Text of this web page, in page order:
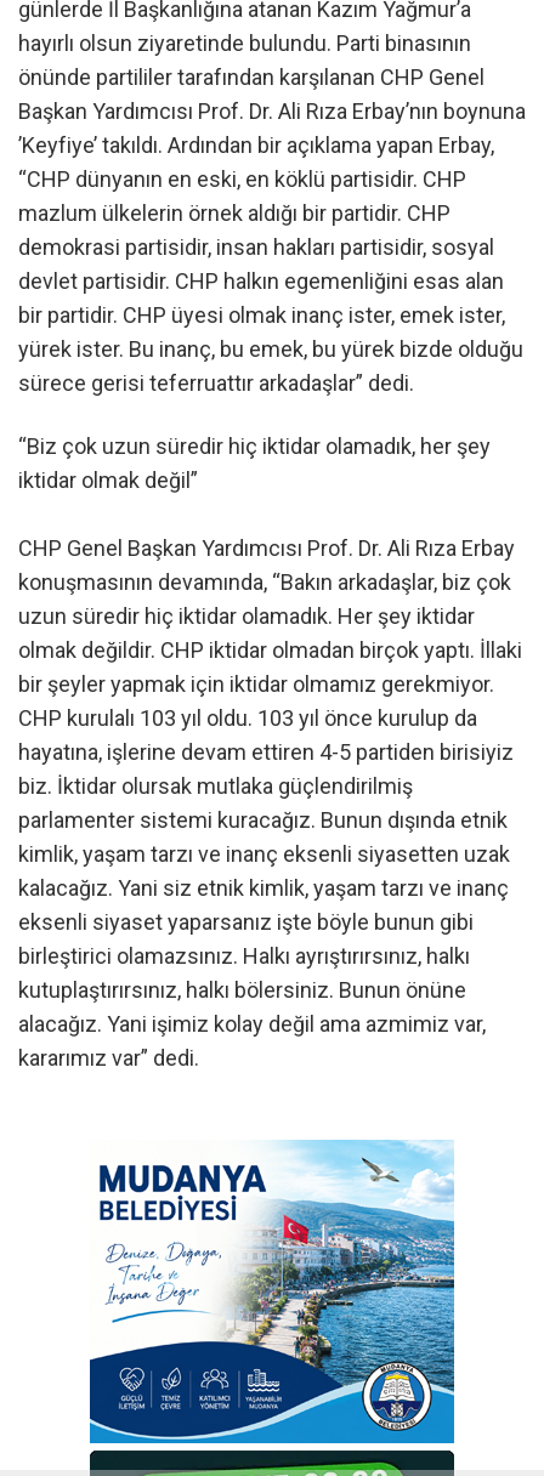
günlerde İl Başkanlığına atanan Kazım Yağmur’a
hayırlı olsun ziyaretinde bulundu. Parti binasının
önünde partililer tarafından karşılanan CHP Genel
Başkan Yardımcısı Prof. Dr. Ali Rıza Erbay’nın boynuna
’Keyfiye’ takıldı. Ardından bir açıklama yapan Erbay,
“CHP dünyanın en eski, en köklü partisidir. CHP
mazlum ülkelerin örnek aldığı bir partidir. CHP
demokrasi partisidir, insan hakları partisidir, sosyal
devlet partisidir. CHP halkın egemenliğini esas alan
bir partidir. CHP üyesi olmak inanç ister, emek ister,
yürek ister. Bu inanç, bu emek, bu yürek bizde olduğu
sürece gerisi teferruattır arkadaşlar” dedi.
“Biz çok uzun süredir hiç iktidar olamadık, her şey
iktidar olmak değil”
CHP Genel Başkan Yardımcısı Prof. Dr. Ali Rıza Erbay
konuşmasının devamında, “Bakın arkadaşlar, biz çok
uzun süredir hiç iktidar olamadık. Her şey iktidar
olmak değildir. CHP iktidar olmadan birçok yaptı. İllaki
bir şeyler yapmak için iktidar olmamız gerekmiyor.
CHP kurulalı 103 yıl oldu. 103 yıl önce kurulup da
hayatına, işlerine devam ettiren 4-5 partiden birisiyiz
biz. İktidar olursak mutlaka güçlendirilmiş
parlamenter sistemi kuracağız. Bunun dışında etnik
kimlik, yaşam tarzı ve inanç eksenli siyasetten uzak
kalacağız. Yani siz etnik kimlik, yaşam tarzı ve inanç
eksenli siyaset yaparsanız işte böyle bunun gibi
birleştirici olamazsınız. Halkı ayrıştırırsınız, halkı
kutuplaştırırsınız, halkı bölersiniz. Bunun önüne
alacağız. Yani işimiz kolay değil ama azmimiz var,
kararımız var” dedi.